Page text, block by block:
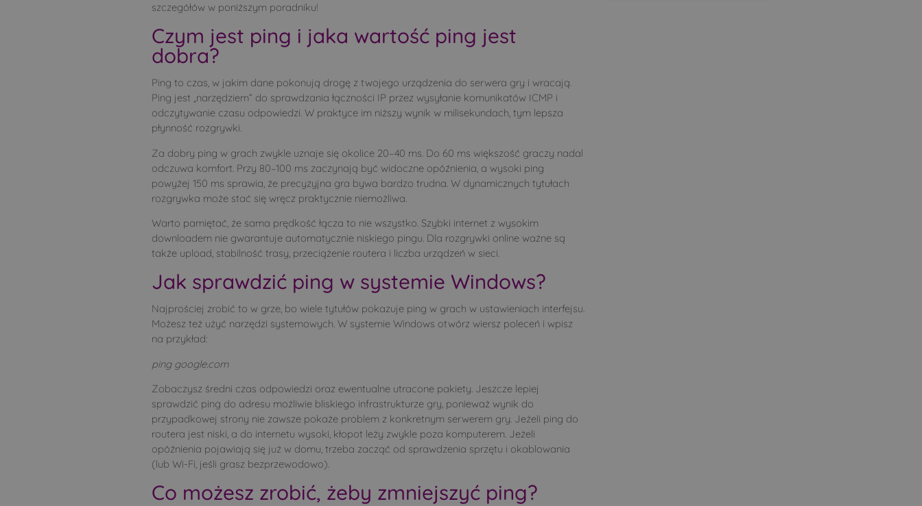
szczegółów w poniższym poradniku!
Czym jest ping i jaka wartość ping jest
dobra?
Ping to czas, w jakim dane pokonują drogę z twojego urządzenia do serwera gry i wracają.
Ping jest „narzędziem” do sprawdzania łączności IP przez wysyłanie komunikatów ICMP i
odczytywanie czasu odpowiedzi. W praktyce im niższy wynik w milisekundach, tym lepsza
płynność rozgrywki.
Za dobry ping w grach zwykle uznaje się okolice 20–40 ms. Do 60 ms większość graczy nadal
odczuwa komfort. Przy 80–100 ms zaczynają być widoczne opóźnienia, a wysoki ping
powyżej 150 ms sprawia, że precyzyjna gra bywa bardzo trudna. W dynamicznych tytułach
rozgrywka może stać się wręcz praktycznie niemożliwa.
Warto pamiętać, że sama prędkość łącza to nie wszystko. Szybki internet z wysokim
downloadem nie gwarantuje automatycznie niskiego pingu. Dla rozgrywki online ważne są
także upload, stabilność trasy, przeciążenie routera i liczba urządzeń w sieci.
Jak sprawdzić ping w systemie Windows?
Najprościej zrobić to w grze, bo wiele tytułów pokazuje ping w grach w ustawieniach interfejsu.
Możesz też użyć narzędzi systemowych. W systemie Windows otwórz wiersz poleceń i wpisz
na przykład:
ping google.com
Zobaczysz średni czas odpowiedzi oraz ewentualne utracone pakiety. Jeszcze lepiej
sprawdzić ping do adresu możliwie bliskiego infrastrukturze gry, ponieważ wynik do
przypadkowej strony nie zawsze pokaże problem z konkretnym serwerem gry. Jeżeli ping do
routera jest niski, a do internetu wysoki, kłopot leży zwykle poza komputerem. Jeżeli
opóźnienia pojawiają się już w domu, trzeba zacząć od sprawdzenia sprzętu i okablowania
(lub Wi-Fi, jeśli grasz bezprzewodowo).
Co możesz zrobić, żeby zmniejszyć ping?